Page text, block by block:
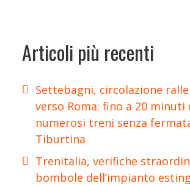
Articoli più recenti
Settebagni, circolazione
verso Roma: fino a 20
numerosi treni senza
Tiburtina
Trenitalia, verifiche
bombole dell’impianto